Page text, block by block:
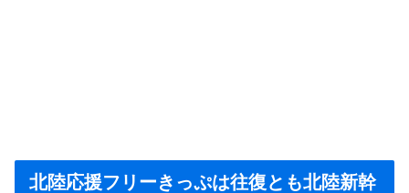
北陸応援フリーきっぷは往復とも北陸新幹